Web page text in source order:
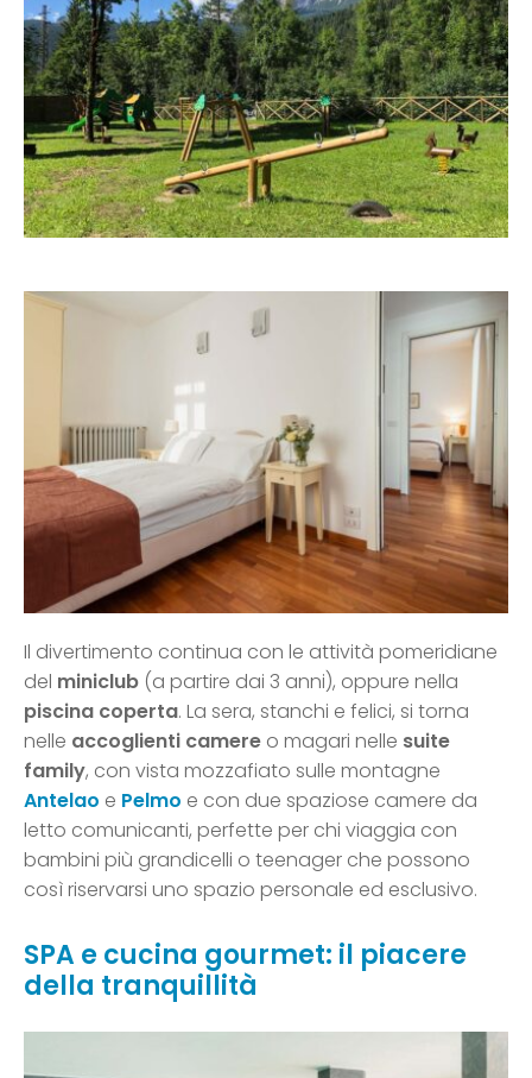
Il divertimento continua con le attività pomeridiane
del miniclub (a partire dai 3 anni), oppure nella
piscina coperta. La sera, stanchi e felici, si torna
nelle accoglienti camere o magari nelle suite
family, con vista mozzafiato sulle montagne
Antelao e Pelmo e con due spaziose camere da
letto comunicanti, perfette per chi viaggia con
bambini più grandicelli o teenager che possono
così riservarsi uno spazio personale ed esclusivo.
SPA e cucina gourmet: il piacere
della tranquillità